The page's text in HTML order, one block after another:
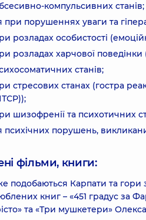
компульсивних станів;
при порушеннях уваги та
розладах особистості
розладах харчової
станів;
стресових станах (гостра
шизофренії та психотичних
психічних порушень,
фільми, книги:
подобаються Карпати та гори
книг – «451 градус за
та «Три мушкетери»